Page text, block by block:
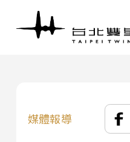
媒體報導